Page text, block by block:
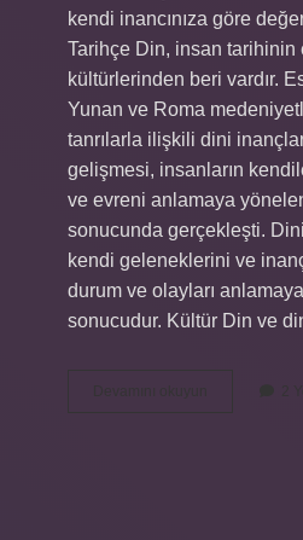
kendi inancınıza göre
Tarihçe Din, insan tarihinin
kültürlerinden beri vardır.
Yunan ve Roma
tanrılarla ilişkili dini
gelişmesi, insanların
ve evreni anlamaya yönelen
sonucunda gerçekleşti.
kendi geleneklerini ve
durum ve olayları anlamaya
sonucudur. Kültür Din ve